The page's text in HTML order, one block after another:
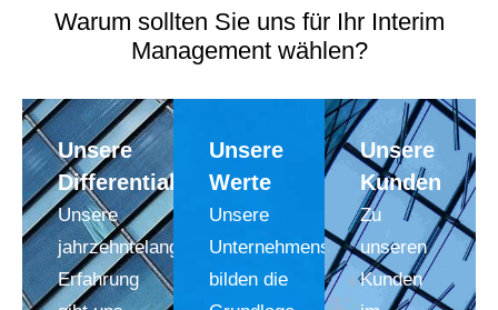
Warum sollten Sie uns für Ihr Interim
Management wählen?
Unsere
Differentiale
Unsere
jahrzehntelange
Erfahrung
Unsere
Werte
Unsere
Unternehmenswerte
bilden die
Unsere
Kunden
Zu
unseren
Kunden